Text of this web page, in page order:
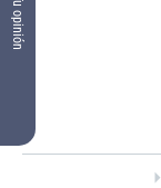
Tu opinión